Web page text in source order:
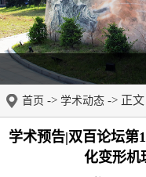
首页 -> 学术动态 -> 正文
学术预告|双百论坛第
化变形机